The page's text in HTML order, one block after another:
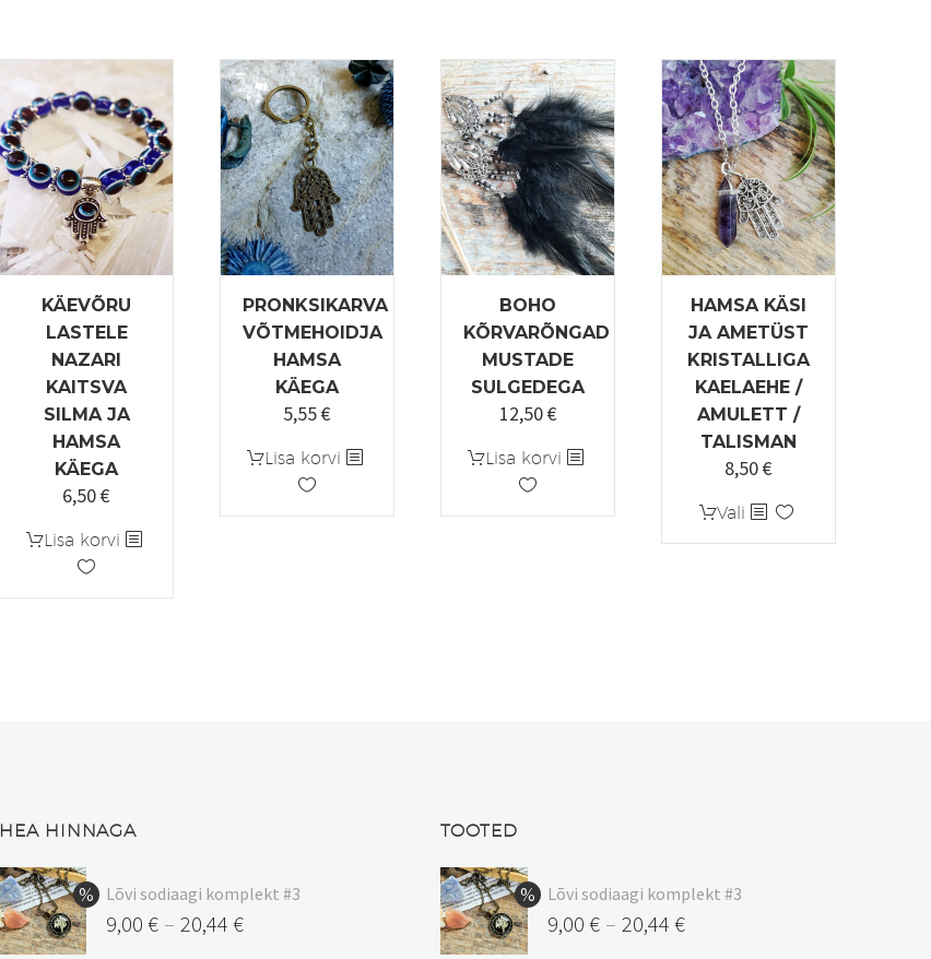
KÄEVÕRU
LASTELE
NAZARI
KAITSVA
SILMA JA
HAMSA
KÄEGA
6,50€
Lisa korvi
PRONKSIKARVA
VÕTMEHOIDJA
HAMSA
KÄEGA
5,55€
Lisa korvi
BOHO
KÕRVARÕNGAD
MUSTADE
SULGEDEGA
12,50€
Lisa korvi
HAMSA KÄSI
JA AMETÜST
KRISTALLIGA
KAELAEHE /
AMULETT /
TALISMAN
8,50€
Vali Sellel
tootel
HEA HINNAGA
Lõvi sodiaagi komplekt #3
9,00 € – 20,44 €
TOOTED
Lõvi sodiaagi komplekt #3
9,00 € – 20,44 €